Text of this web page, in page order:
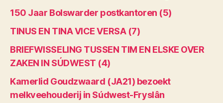
150 Jaar Bolswarder postkantoren (5)
TINUS EN TINA VICE VERSA (7)
BRIEFWISSELING TUSSEN TIM EN ELSKE OVER
ZAKEN IN SÚDWEST (4)
Kamerlid Goudzwaard (JA21) bezoekt
melkveehouderij in Súdwest-Fryslân